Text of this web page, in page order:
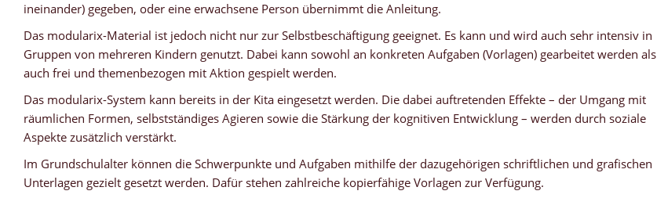
ineinander) gegeben, oder eine erwachsene Person übernimmt die Anleitung.
Das modularix-Material ist jedoch nicht nur zur Selbstbeschäftigung geeignet. Es kann und wird auch sehr intensiv in
Gruppen von mehreren Kindern genutzt. Dabei kann sowohl an konkreten Aufgaben (Vorlagen) gearbeitet werden als
auch frei und themenbezogen mit Aktion gespielt werden.
Das modularix-System kann bereits in der Kita eingesetzt werden. Die dabei auftretenden Effekte – der Umgang mit
räumlichen Formen, selbstständiges Agieren sowie die Stärkung der kognitiven Entwicklung – werden durch soziale
Aspekte zusätzlich verstärkt.
Im Grundschulalter können die Schwerpunkte und Aufgaben mithilfe der dazugehörigen schriftlichen und grafischen
Unterlagen gezielt gesetzt werden. Dafür stehen zahlreiche kopierfähige Vorlagen zur Verfügung.